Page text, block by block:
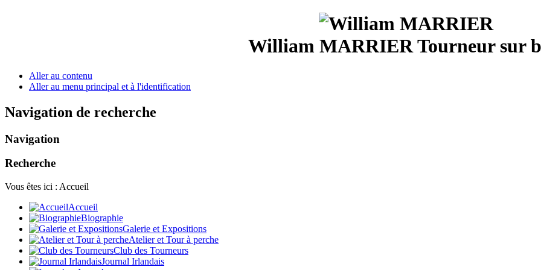
William MARRIER Tourneur sur
Aller au contenu
Aller au menu principal et à l'identification
Navigation de recherche
Navigation
Recherche
Vous êtes ici : Accueil
Accueil
Biographie
Galerie et Expositions
Atelier et Tour à perche
Club des Tourneurs
Journal Irlandais